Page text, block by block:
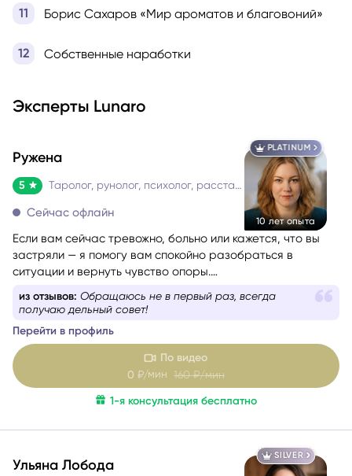
Борис Сахаров «Мир ароматов и благовоний»
Собственные наработки
Эксперты Lunaro
PLATINUM
10 лет опыта
Ружена
5 Таролог, рунолог, психолог, расстановщик
Сейчас офлайн
Если вам сейчас тревожно, больно или кажется, что вы
застряли — я помогу вам спокойно разобраться в
ситуации и вернуть чувство опоры.
осуждённой. Я мягко и бережно проведу вас через
решение, которое принесёт облегчение.
из отзывов: Прошла неделя, а я до сих пор в шоке от
точности ее слов
Перейти в профиль
По видео
0 ₽/мин 160 ₽/мин
1-я консультация бесплатно
SILVER
Ульяна Лобода